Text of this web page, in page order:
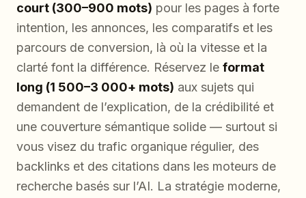
court (300–900 mots) pour les pages à forte
intention, les annonces, les comparatifs et les
parcours de conversion, là où la vitesse et la
clarté font la différence. Réservez le format
long (1 500–3 000+ mots) aux sujets qui
demandent de l’explication, de la crédibilité et
une couverture sémantique solide — surtout si
vous visez du trafic organique régulier, des
backlinks et des citations dans les moteurs de
recherche basés sur l’AI. La stratégie moderne,